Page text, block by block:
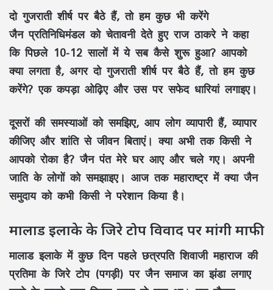
दो गुजराती शीर्ष पर बैठे हैं, तो हम कुछ भी करेंगे
जैन प्रतिनिधिमंडल को चेतावनी देते हुए राज ठाकरे ने कहा
कि पिछले 10-12 सालों में ये सब कैसे शुरू हुआ? आपको
क्या लगता है, अगर दो गुजराती शीर्ष पर बैठे हैं, तो हम कुछ
करेंगे? एक कपड़ा ओढ़िए और उस पर सफेद धारियां लगाइए।
दूसरों की समस्याओं को समझिए, आप लोग व्यापारी हैं, व्यापार
कीजिए और शांति से जीवन बिताएं। क्या अभी तक किसी ने
आपको रोका है? जैन पंत मेरे घर आए और चले गए। अपनी
जाति के लोगों को समझाइए। आज तक महाराष्ट्र में क्या जैन
समुदाय को कभी किसी ने परेशान किया है।
मालाड इलाके के जिरे टोप विवाद पर मांगी माफी
मालाड इलाके में कुछ दिन पहले छत्रपति शिवाजी महाराज की
प्रतिमा के जिरे टोप (पगड़ी) पर जैन समाज का झंडा लगाए